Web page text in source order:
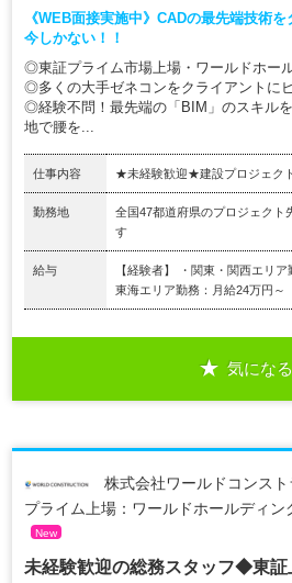
《WEB面接実施中》CADの最先端技術を
今しかない！！
◎東証プライム市場上場・ワールドホー
◎多くの大手ゼネコンをクライアントに
◎経験不問！最先端の「BIM」のスキル
地で腰を...
仕事内容 ★未経験歓迎★建設プロジェク
勤務地
全国47都道府県のプロジェク
す
給与
【経験者】 ・関東・関西エリ
東海エリア勤務：月給24万円～
気になる
株式会社ワールドコンス
プライム上場：ワールドホールディ
New
未経験歓迎の総務スタッフ◆東証